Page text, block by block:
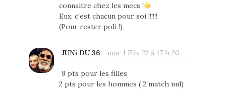
connaitre chez les mecs !
Eux, c'est chacun pour soi !!!!!!
(Pour rester poli !)
JUNi DU 36- mar 1 Fév 22 à 17 h 20
9 pts pour les filles
2 pts pour les hommes ( 2 match nul)